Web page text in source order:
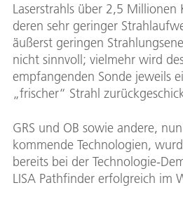
Laserstrahls über 2,5 Millionen
deren sehr geringer
äußerst geringen
nicht sinnvoll; vielmehr wird
empfangenden Sonde jeweils
„frischer“ Strahl
GRS und OB sowie andere,
kommende Technologien,
bereits bei der Technologie-
LISA Pathfinder erfolgreich im